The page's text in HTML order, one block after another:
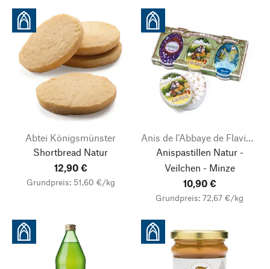
Abtei Königsmünster
Shortbread Natur
12,90 €
Grundpreis: 51,60 €/kg
Anis de l’Abbaye de Flavigny
Anispastillen Natur -
Veilchen - Minze
10,90 €
Grundpreis: 72,67 €/kg